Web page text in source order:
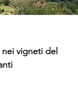
vigneti del